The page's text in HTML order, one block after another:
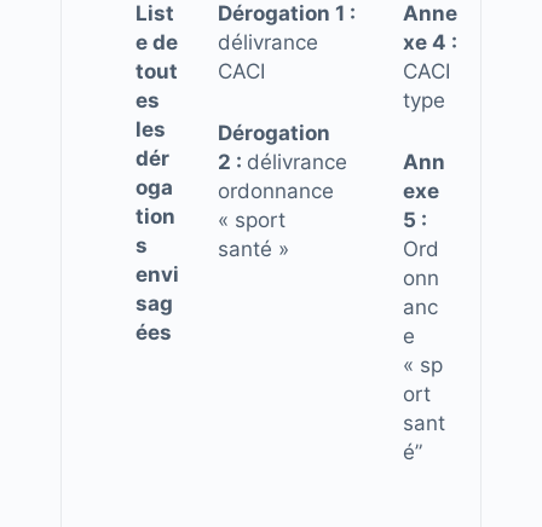
List
e de
tout
es
les
dér
oga
tion
s
envi
sag
ées
Dérogation 1 :
délivrance
CACI
Dérogation
2 : délivrance
ordonnance
« sport
santé »
Anne
xe 4 :
CACI
type
Ann
exe
5 :
Ord
onn
anc
e
« sp
ort
sant
é”